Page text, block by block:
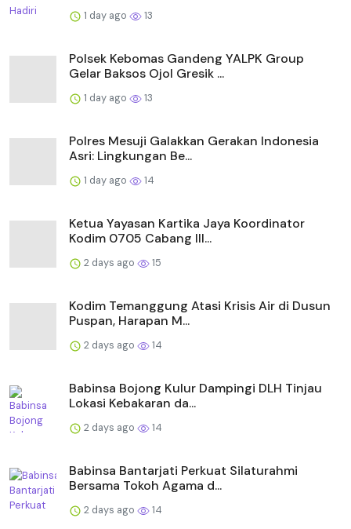
1 day ago 13
Polsek Kebomas Gandeng YALPK Group
Gelar Baksos Ojol Gresik ...
1 day ago 13
Polres Mesuji Galakkan Gerakan Indonesia
Asri: Lingkungan Be...
1 day ago 14
Ketua Yayasan Kartika Jaya Koordinator
Kodim 0705 Cabang III...
2 days ago 15
Kodim Temanggung Atasi Krisis Air di Dusun
Puspan, Harapan M...
2 days ago 14
Babinsa Bojong Kulur Dampingi DLH Tinjau
Lokasi Kebakaran da...
2 days ago 14
Babinsa Bantarjati Perkuat Silaturahmi
Bersama Tokoh Agama d...
2 days ago 14